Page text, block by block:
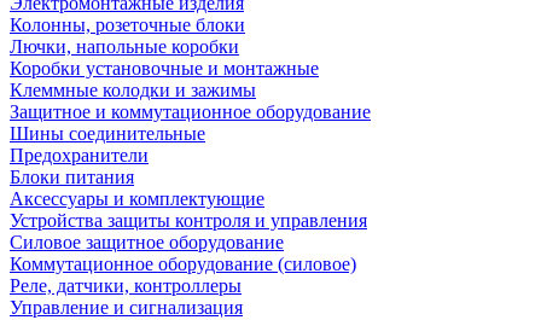
Колонны, розеточные блоки
Лючки, напольные коробки
Коробки установочные и монтажные
Клеммные колодки и зажимы
Защитное и коммутационное оборудование
Шины соединительные
Предохранители
Блоки питания
Аксессуары и комплектующие
Устройства защиты контроля и управления
Силовое защитное оборудование
Коммутационное оборудование (силовое)
Реле, датчики, контроллеры
Управление и сигнализация